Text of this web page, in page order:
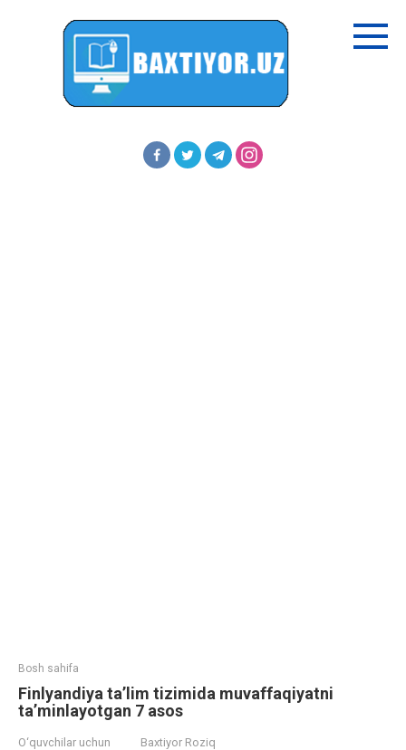
Bosh sahifa
Finlyandiya ta’lim tizimida muvaffaqiyatni
ta’minlayotgan 7 asos
O‘quvchilar uchun Baxtiyor Roziq